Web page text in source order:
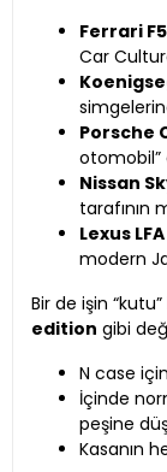
Ferrari
Car
Porsche
otomobil”
Nissan
tarafının
Lexus LFA
modern
Bir de işin
edition gibi
N case
İçinde
peşine
Kasanın